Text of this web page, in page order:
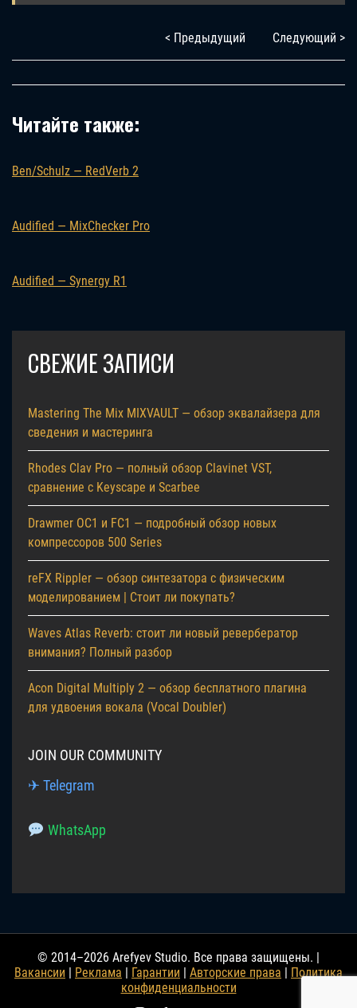
< Предыдущий Следующий >
Читайте также:
Ben/Schulz — RedVerb 2
Audified — MixChecker Pro
Audified — Synergy R1
СВЕЖИЕ ЗАПИСИ
Mastering The Mix MIXVAULT — обзор эквалайзера для
сведения и мастеринга
Rhodes Clav Pro — полный обзор Clavinet VST,
сравнение с Keyscape и Scarbee
Drawmer OC1 и FC1 — подробный обзор новых
компрессоров 500 Series
reFX Rippler — обзор синтезатора с физическим
моделированием | Стоит ли покупать?
Waves Atlas Reverb: стоит ли новый ревербератор
внимания? Полный разбор
Acon Digital Multiply 2 — обзор бесплатного плагина
для удвоения вокала (Vocal Doubler)
JOIN OUR COMMUNITY
✈ Telegram
WhatsApp
© 2014–2026 Arefyev Studio. Все права защищены. |
Вакансии | Реклама | Гарантии | Авторские права | Политика
конфиденциальности